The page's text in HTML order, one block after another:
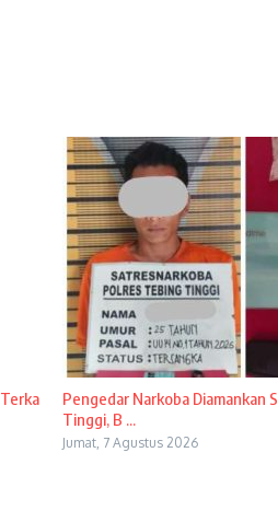
Pengedar Narkoba Diamankan
Tinggi, B ...
Jumat, 7 Agustus 2026